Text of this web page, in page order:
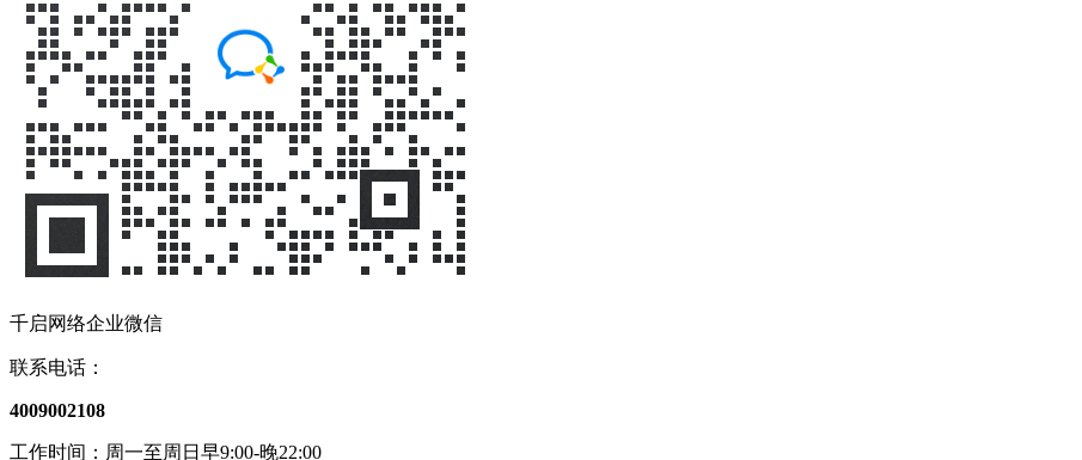
千启网络企业微信
联系电话：
4009002108
工作时间：周一至周日早9:00-晚22:00